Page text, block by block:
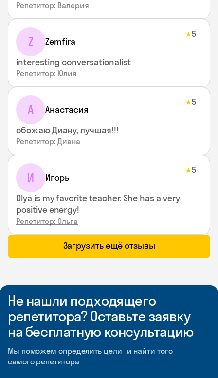
Репетитор: Валерия
Z Zemfira
★5
interesting conversationalist
Репетитор: Юлия
А Анастасия
★5
обожаю Диану, лучшая!!!
Репетитор: Диана
И Игорь
★5
Olya is my favorite teacher. She has a very
positive energy!
Репетитор: Ольга
Загрузить ещё отзывы
Не нашли подходящего
репетитора? Оставьте заявку
на бесплатную консультацию
Мы поможем определить цели и найти того
самого репетитора